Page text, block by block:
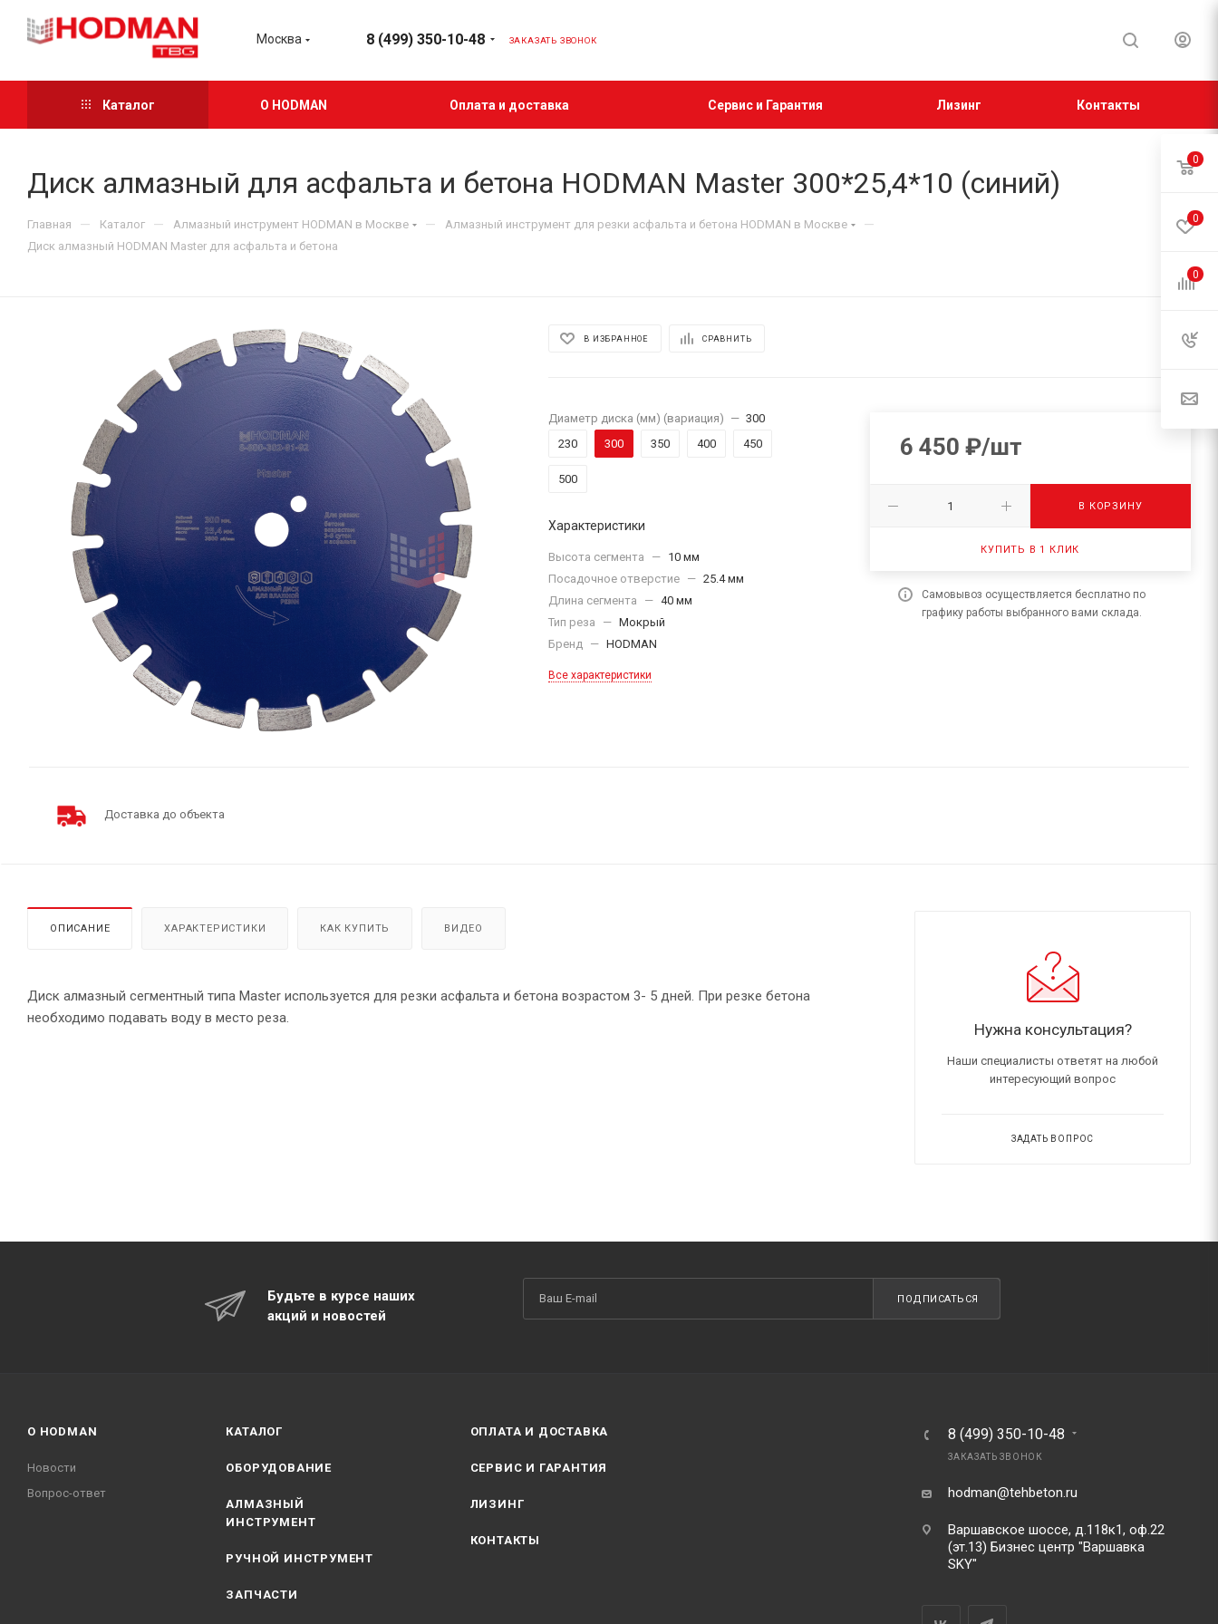
Москва 8 (499) 350-10-48 ЗАКАЗАТЬ ЗВОНОК
Каталог О HODMAN Оплата и доставка Сервис и Гарантия Лизинг Контакты
Диск алмазный для асфальта и бетона HODMAN Master 300*25,4*10 (синий)
Главная — Каталог — Алмазный инструмент HODMAN в Москве — Алмазный инструмент для резки асфальта и бетона HODMAN в Москве —
Диск алмазный HODMAN Master для асфальта и бетона
В ИЗБРАННОЕ СРАВНИТЬ
Диаметр диска (мм) (вариация) — 300
230
300 350 400 450
500
Характеристики
Высота сегмента — 10 мм
Посадочное отверстие — 25.4 мм
Длина сегмента
— 40 мм
Тип реза
— Мокрый
Бренд
— HODMAN
Все характеристики
6 450 ₽/шт
В КОРЗИНУ
КУПИТЬ В 1 КЛИК
Самовывоз осуществляется бесплатно по
графику работы выбранного вами склада.
Доставка до объекта
ОПИСАНИЕ ХАРАКТЕРИСТИКИ КАК КУПИТЬ ВИДЕО
Диск алмазный сегментный типа Master используется для резки асфальта и бетона возрастом 3- 5 дней. При резке бетона
необходимо подавать воду в место реза.
Нужна консультация?
Наши специалисты ответят на любой
интересующий вопрос
ЗАДАТЬ ВОПРОС
Будьте в курсе наших
акций и новостей
ПОДПИСАТЬСЯ
О HODMAN
Новости
Вопрос-ответ
КАТАЛОГ
ОБОРУДОВАНИЕ
АЛМАЗНЫЙ
ИНСТРУМЕНТ
РУЧНОЙ ИНСТРУМЕНТ
ЗАПЧАСТИ
ОПЛАТА И ДОСТАВКА
СЕРВИС И ГАРАНТИЯ
ЛИЗИНГ
КОНТАКТЫ
8 (499) 350-10-48
ЗАКАЗАТЬ ЗВОНОК
hodman@tehbeton.ru
Варшавское шоссе, д.118к1, оф.22
(эт.13) Бизнес центр "Варшавка
SKY"
0
0
0